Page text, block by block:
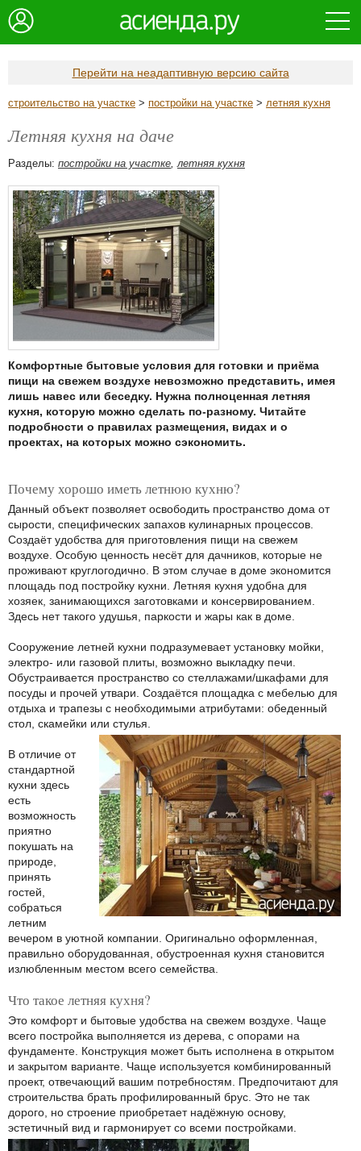
Перейти на неадаптивную версию сайта
строительство на участке > постройки на участке > летняя кухня
Летняя кухня на даче
Разделы: постройки на участке,летняя кухня
Комфортные бытовые условия для готовки и приёма
пищи на свежем воздухе невозможно представить, имея
лишь навес или беседку. Нужна полноценная летняя
кухня, которую можно сделать по-разному. Читайте
подробности о правилах размещения, видах и о
проектах, на которых можно сэкономить.
Почему хорошо иметь летнюю кухню?
Данный объект позволяет освободить пространство дома от
сырости, специфических запахов кулинарных процессов.
Создаёт удобства для приготовления пищи на свежем
воздухе. Особую ценность несёт для дачников, которые не
проживают круглогодично. В этом случае в доме экономится
площадь под постройку кухни. Летняя кухня удобна для
хозяек, занимающихся заготовками и консервированием.
Здесь нет такого удушья, паркости и жары как в доме.
Сооружение летней кухни подразумевает установку мойки,
электро- или газовой плиты, возможно выкладку печи.
Обустраивается пространство со стеллажами/шкафами для
посуды и прочей утвари. Создаётся площадка с мебелью для
отдыха и трапезы с необходимыми атрибутами: обеденный
стол, скамейки или стулья.
В отличие от
стандартной
кухни здесь
есть
возможность
приятно
покушать на
природе,
принять
гостей,
собраться
летним
вечером в уютной компании. Оригинально оформленная,
правильно оборудованная, обустроенная кухня становится
излюбленным местом всего семейства.
Что такое летняя кухня?
Это комфорт и бытовые удобства на свежем воздухе. Чаще
всего постройка выполняется из дерева, с опорами на
фундаменте. Конструкция может быть исполнена в открытом
и закрытом варианте. Чаще используется комбинированный
проект, отвечающий вашим потребностям. Предпочитают для
строительства брать профилированный брус. Это не так
дорого, но строение приобретает надёжную основу,
эстетичный вид и гармонирует со всеми постройками.